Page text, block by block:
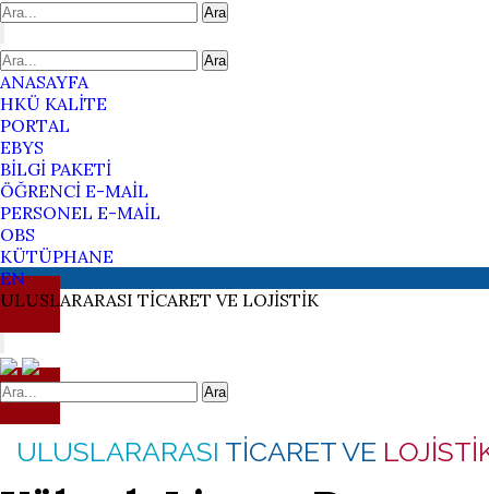
Ara
Ara
ANASAYFA
HKÜ KALİTE
PORTAL
EBYS
BİLGİ PAKETİ
ÖĞRENCİ E-MAİL
PERSONEL E-MAİL
OBS
KÜTÜPHANE
EN
ULUSLARARASI TİCARET VE LOJİSTİK
Ara
ULUSLARARASI TİCARET VE